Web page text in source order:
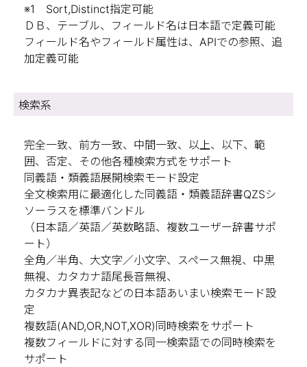
※1 Sort,Distinct指定可能
ＤＢ、テーブル、フィールド名は日本語で定義可能
フィールド名やフィールド属性は、APIでの参照、追
加定義可能
検索系
完全一致、前方一致、中間一致、以上、以下、範
囲、否定、その他各種検索方式をサポート
同義語・類義語展開検索モード設定
全文検索用に最適化した同義語・類義語辞書QZSシ
ソーラスを標準バンドル
（日本語／英語／英数略語、複数ユーザー辞書サポ
ート）
全角／半角、大文字／小文字、スペース無視、中黒
無視、カタカナ語尾長音無視、
カタカナ異表記などの日本語あいまい検索モード設
定
複数語(AND,OR,NOT,XOR)同時検索をサポート
複数フィールドに対する同一検索語での同時検索を
サポート